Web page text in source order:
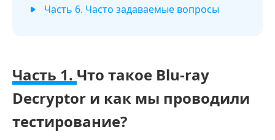
Часть 6. Часто задаваемые вопросы
Часть 1. Что такое Blu-ray
Decryptor и как мы проводили
тестирование?